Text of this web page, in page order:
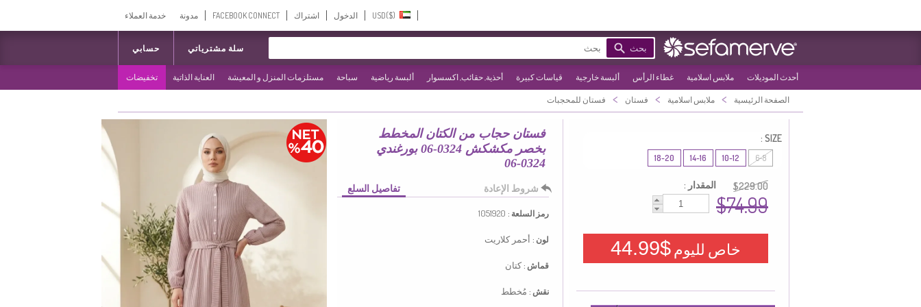
الدخول اشتراك FACEBOOK CONNECT مدونة خدمة العملاء
بحث حسابي سلة مشترياتي
أحدث الموديلات ملابس اسلامية غطاء الرأس ألبسة خارجية قياسات كبيرة أحذية, حقائب, اكسسوار ألبسة رياضية سباحة مستلزمات المنزل و المعيشة العناية الذاتية تخفيضات
الصفحة الرئيسية > ملابس اسلامية > فستان > فستان للمحجبات
فستان حجاب من الكتان المخطط
بخصر مكشكش 0324-06 بورغندي
0324-06
تفاصيل السلع شروط الإعادة
رمز السلعة : 1051920
لون : أحمر كلاريت
قماش : كتان
نقش : مُخطط
SIZE :
6-8
10-12
14-16
18-20
المقدار : $229.00
$74.99
خاص لليوم$44.99